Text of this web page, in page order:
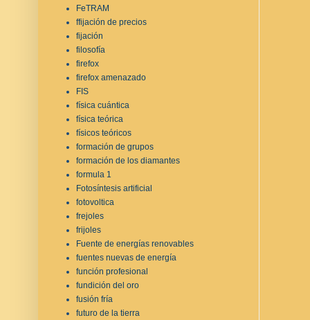
FeTRAM
ffijación de precios
fijación
filosofía
firefox
firefox amenazado
FIS
física cuántica
física teórica
físicos teóricos
formación de grupos
formación de los diamantes
formula 1
Fotosíntesis artificial
fotovoltica
frejoles
frijoles
Fuente de energías renovables
fuentes nuevas de energía
función profesional
fundición del oro
fusión fría
futuro de la tierra